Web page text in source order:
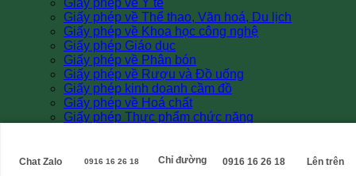
Giấy phép về Y tế
Giấy phép về Thể thao, Văn hoá, Du lịch
Giấy phép về Khoa học công nghệ
Giấy phép Giáo dục
Giấy phép về Phân bón
Giấy phép về Rượu và Đồ uống
Giấy phép kinh doanh cầm đồ
Giấy phép về Hoá chất
Giấy phép Thực phẩm chức năng
Liên hệ
Chat Zalo 0916 16 26 18 Chỉ đường 0916 16 26 18 Lên trên